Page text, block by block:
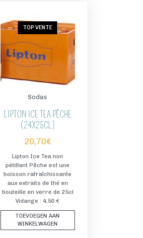
TOP VENTE
Sodas
LIPTON ICE TEA PÊCHE
(24X25CL)
20,70€
Lipton Ice Tea non
pétillant Pêche est une
boisson rafraîchissante
aux extraits de thé en
bouteille en verre de 25cl
Vidange : 4,50 €
TOEVOEGEN AAN
WINKELWAGEN